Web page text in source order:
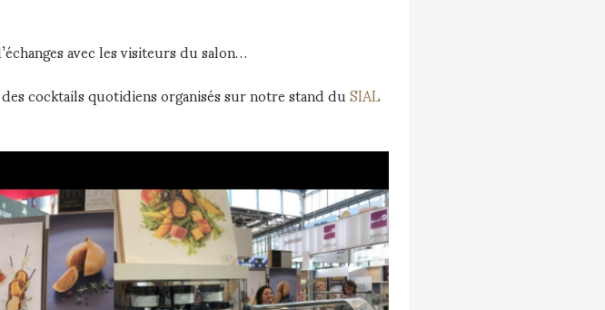
avec les visiteurs du salon…
cocktails quotidiens organisés sur notre stand duSIAL